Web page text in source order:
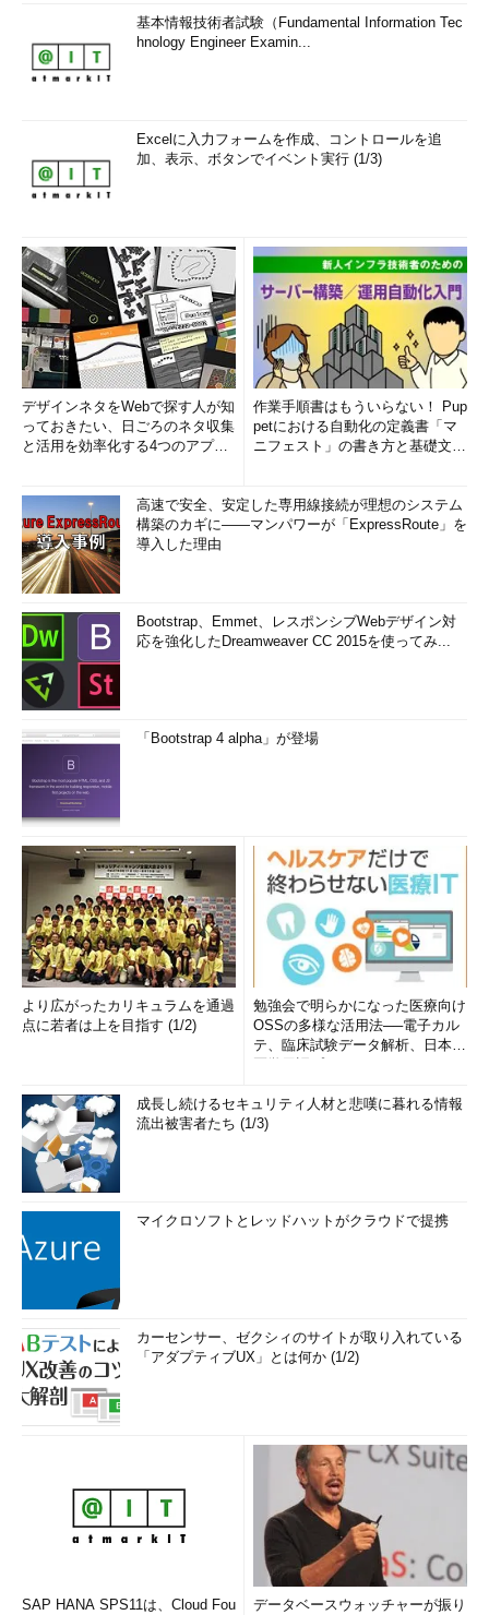
基本情報技術者試験（Fundamental Information Tec
hnology Engineer Examin...
Excelに入力フォームを作成、コントロールを追
加、表示、ボタンでイベント実行 (1/3)
デザインネタをWebで探す人が知
っておきたい、日ごろのネタ収集
と活用を効率化する4つのアプリ
作業手順書はもういらない！ Pup
petにおける自動化の定義書「マ
ニフェスト」の書き方と基礎文法
高速で安全、安定した専用線接続が理想のシステム
構築のカギに――マンパワーが「ExpressRoute」を
導入した理由
Bootstrap、Emmet、レスポンシブWebデザイン対
応を強化したDreamweaver CC 2015を使ってみ...
「Bootstrap 4 alpha」が登場
より広がったカリキュラムを通過
点に若者は上を目指す (1/2)
勉強会で明らかになった医療向け
OSSの多様な活用法──電子カル
テ、臨床試験データ解析、日本語
成長し続けるセキュリティ人材と悲嘆に暮れる情報
流出被害者たち (1/3)
マイクロソフトとレッドハットがクラウドで提携
カーセンサー、ゼクシィのサイトが取り入れている
「アダプティブUX」とは何か (1/2)
SAP HANA SPS11は、Cloud Fou
データベースウォッチャーが振り